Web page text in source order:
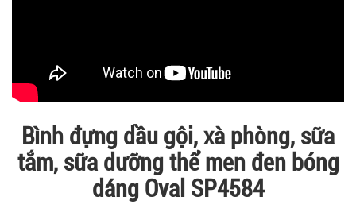
Bình đựng dầu gội, xà phòng, sữa
tắm, sữa dưỡng thể men đen bóng
dáng Oval SP4584